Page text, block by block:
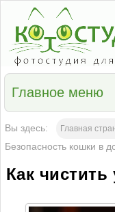
Главное меню
Вы здесь: Главная
Безопасность кошки в
Как